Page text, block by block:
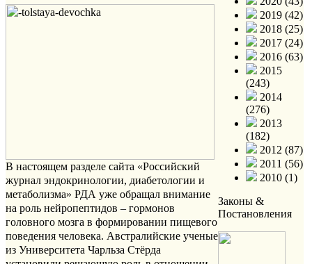
В настоящем разделе сайта «Российский
журнал эндокринологии, диабетологии и
метаболизма» РДА уже обращал внимание
на роль нейропептидов – гормонов
головного мозга в формировании пищевого
поведения человека. Австралийские ученые
из Университета Чарльза Стёрда
2019 (42)
2018 (25)
2017 (24)
2016 (63)
2015
(243)
2014
(276)
2013
(182)
2012 (87)
2011 (56)
2010 (1)
Законы &
Постановления